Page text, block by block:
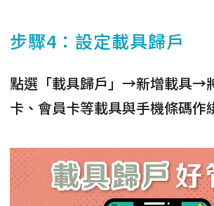
步驟4：設定載具歸戶
點選「載具歸戶」→新增載具→
卡、會員卡等載具與手機條碼作